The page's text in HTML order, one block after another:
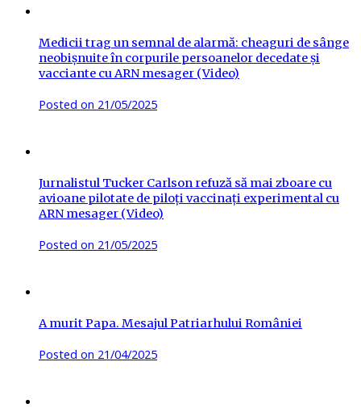
Medicii trag un semnal de alarmă: cheaguri de sânge
neobișnuite în corpurile persoanelor decedate și
vacciante cu ARN mesager (Video)
Posted on 21/05/2025
Jurnalistul Tucker Carlson refuză să mai zboare cu
avioane pilotate de piloți vaccinați experimental cu
ARN mesager (Video)
Posted on 21/05/2025
A murit Papa. Mesajul Patriarhului României
Posted on 21/04/2025